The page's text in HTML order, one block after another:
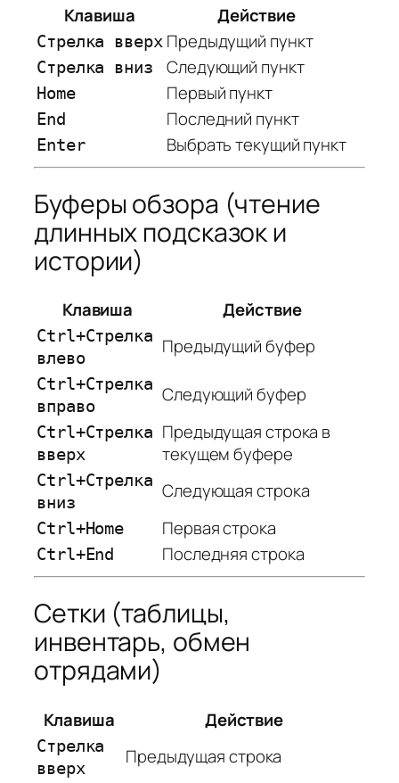
Клавиша Действие
Стрелка вверх Предыдущий пункт
Стрелка вниз Следующий пункт
Home Первый пункт
End Последний пункт
Enter Выбрать текущий пункт
Буферы обзора (чтение
длинных подсказок и
истории)
Клавиша Действие
Ctrl+Стрелка
влево
Предыдущий буфер
Ctrl+Стрелка
вправо
Следующий буфер
Ctrl+Стрелка
вверх
Предыдущая строка в
текущем буфере
Ctrl+Стрелка
вниз
Следующая строка
Ctrl+Home Первая строка
Ctrl+End Последняя строка
Сетки (таблицы,
инвентарь, обмен
отрядами)
Клавиша Действие
Стрелка
вверх
Предыдущая строка